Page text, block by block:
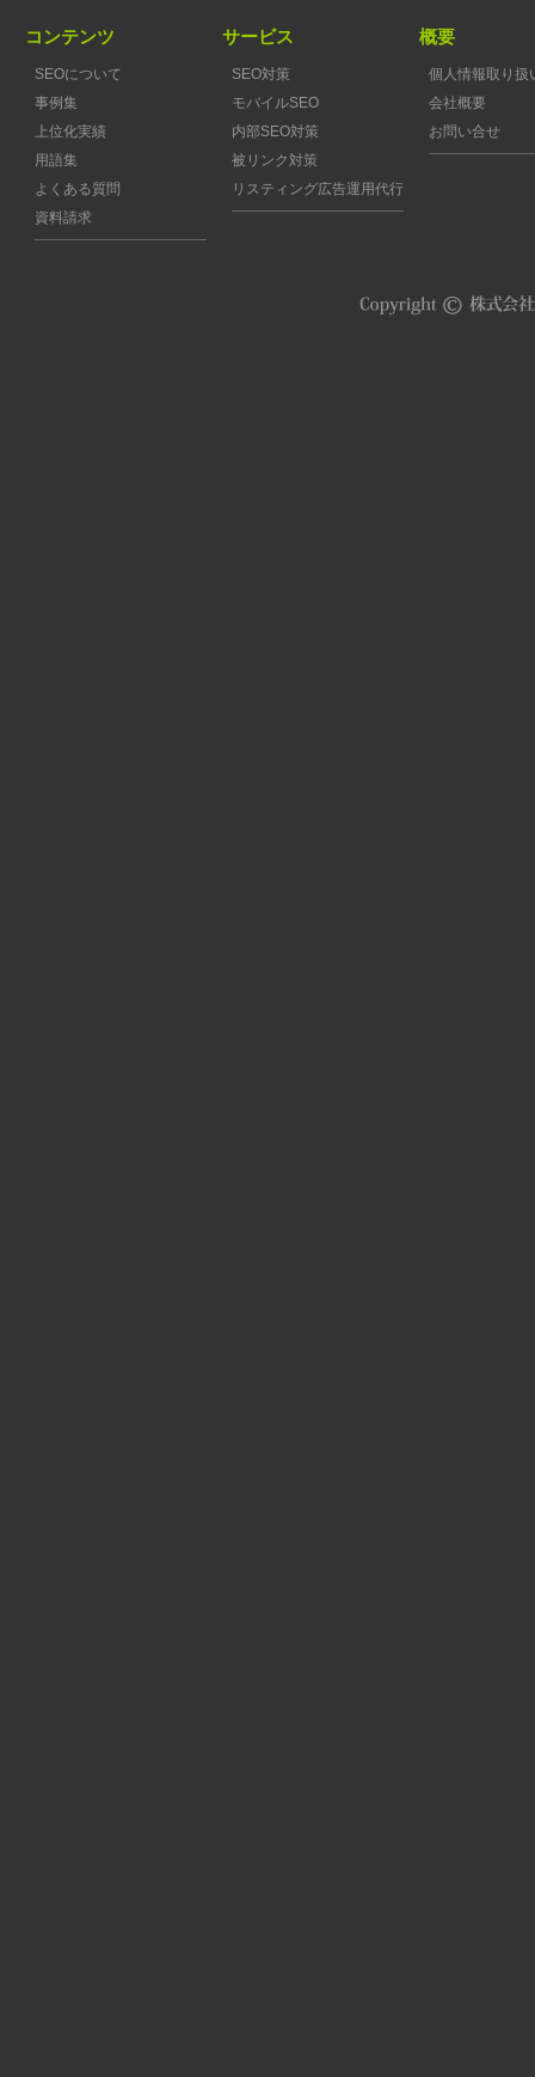
コンテンツ
SEOについて
事例集
上位化実績
用語集
よくある質問
資料請求
サービス
SEO対策
モバイルSEO
内部SEO対策
被リンク対策
リスティング広告運用代行
概要
個人情報取り扱
会社概要
お問い合せ